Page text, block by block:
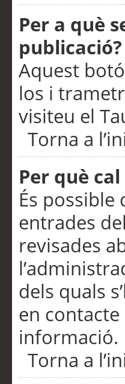
Per a què
publicació?
Aquest
los i
visiteu el
Torna a
Per què
És
entrades
revisades
dels quals
en
informació.
Torna a